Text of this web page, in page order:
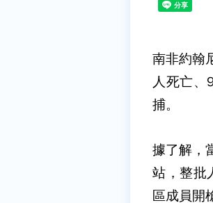
南非約翰
人死亡、
捕。
據了解，
站，整批
區成員開